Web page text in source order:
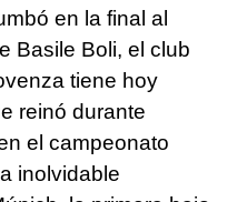
en la final al
Basile Boli, el club
tiene hoy
reinó durante
el campeonato
inolvidable